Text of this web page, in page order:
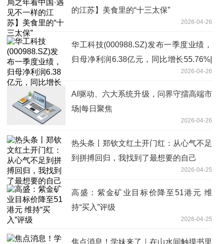
的江苏】美食里的“十三太保”
2026-04-26
华工科技(000988.SZ)发布一季度业绩，
归母净利润6.38亿元，同比增长55.76%|
2026-04-26
AI驱动、六大系统升级，问界守擂高端市
场|每日聚焦
2026-04-26
热头条丨郑钦文红土开门红：从心气不足
到拼搏回归，我找到了最想要的自己
2026-04-25
高盛：紫金矿业目标价降至51港元 维
持“买入”评级
2026-04-25
焦点消息！学妹来了｜在山水间触摸书里